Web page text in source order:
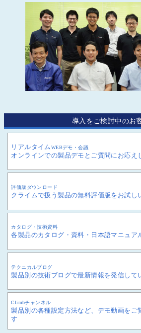
導入をご検討中のお
リアルタイムWEBデモ・会議
オンラインでの製品デモとご質問にお応え
評価版ダウンロード
クライムで扱う製品の無料評価版をお試し
カタログ・技術資料
各製品のカタログ・資料・日本語マニュア
テクニカルブログ
製品別の技術ブログで最新情報を発信して
Climbチャンネル
製品別の各種設定方法など、デモ動画をご
す